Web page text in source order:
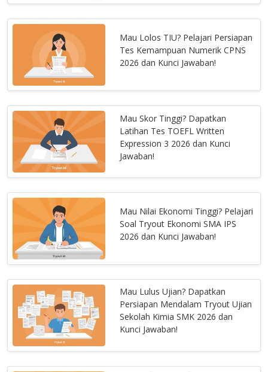
Mau Lolos TIU? Pelajari Persiapan
Tes Kemampuan Numerik CPNS
2026 dan Kunci Jawaban!
Mau Skor Tinggi? Dapatkan
Latihan Tes TOEFL Written
Expression 3 2026 dan Kunci
Jawaban!
Mau Nilai Ekonomi Tinggi? Pelajari
Soal Tryout Ekonomi SMA IPS
2026 dan Kunci Jawaban!
Mau Lulus Ujian? Dapatkan
Persiapan Mendalam Tryout Ujian
Sekolah Kimia SMK 2026 dan
Kunci Jawaban!